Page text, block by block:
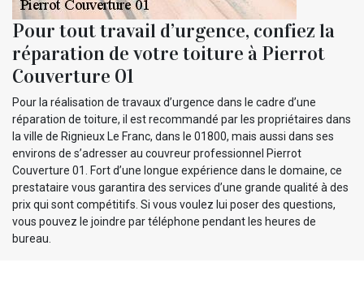
Pour tout travail d’urgence, confiez la
réparation de votre toiture à Pierrot
Couverture 01
Pour la réalisation de travaux d’urgence dans le cadre d’une
réparation de toiture, il est recommandé par les propriétaires dans
la ville de Rignieux Le Franc, dans le 01800, mais aussi dans ses
environs de s’adresser au couvreur professionnel Pierrot
Couverture 01. Fort d’une longue expérience dans le domaine, ce
prestataire vous garantira des services d’une grande qualité à des
prix qui sont compétitifs. Si vous voulez lui poser des questions,
vous pouvez le joindre par téléphone pendant les heures de
bureau.